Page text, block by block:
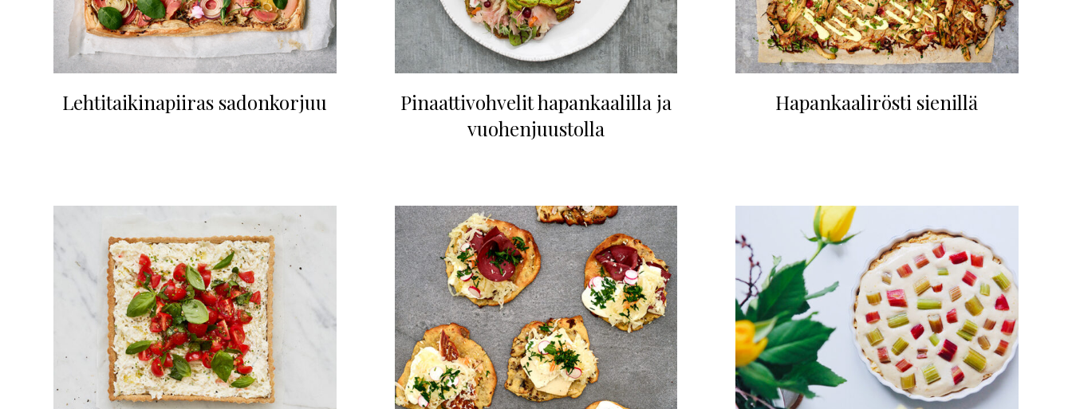
Lehtitaikinapiiras sadonkorjuu
Pinaattivohvelit hapankaalilla ja
vuohenjuustolla
Hapankaalirösti sienillä